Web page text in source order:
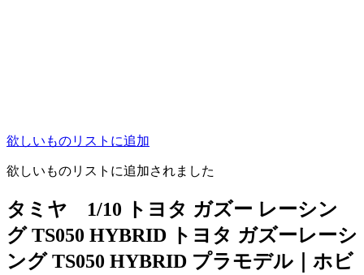
欲しいものリストに追加
欲しいものリストに追加されました
タミヤ 1/10 トヨタ ガズー レーシン
グ TS050 HYBRID トヨタ ガズーレーシ
ング TS050 HYBRID プラモデル｜ホビ